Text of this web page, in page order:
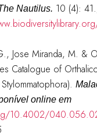
Nautilus. 10 (4): 41.
Jose Miranda, M. &
Catalogue of
online em
10.4002/